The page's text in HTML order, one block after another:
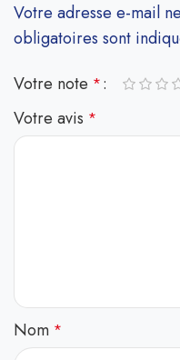
Votre adresse e-mail
obligatoires sont
Votre note *
Votre avis *
Nom *